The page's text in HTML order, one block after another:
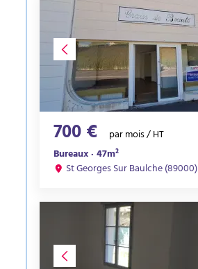
700 €
par mois / HT
Bureaux · 47m²
St Georges Sur Baulche (89000)